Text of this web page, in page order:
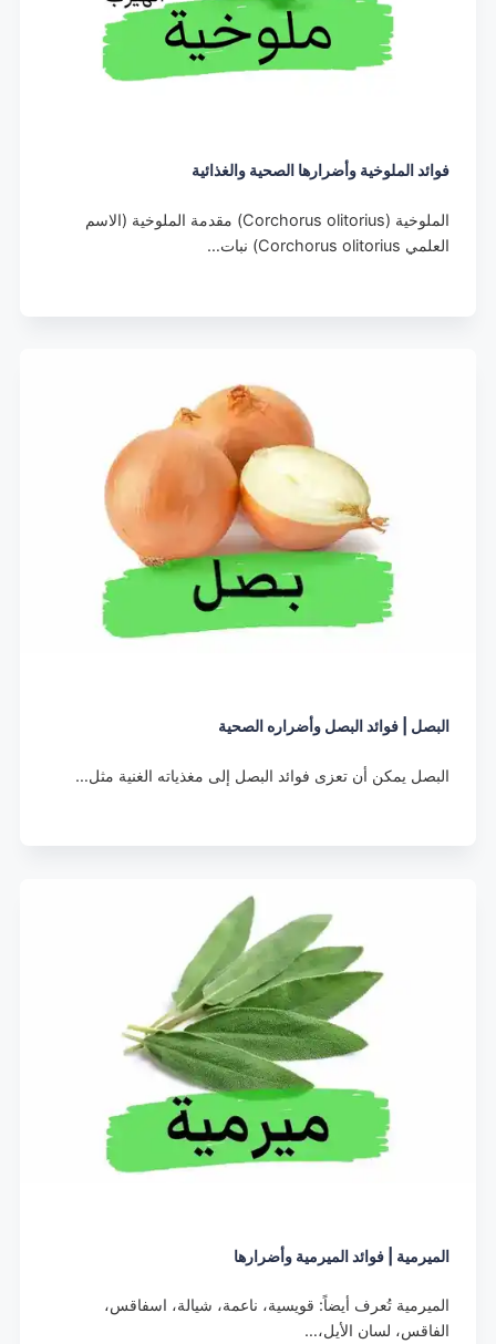
فوائد الملوخية وأضرارها الصحية والغذائية
الملوخية (Corchorus olitorius) مقدمة الملوخية (الاسم
العلمي Corchorus olitorius) نبات…
البصل | فوائد البصل وأضراره الصحية
البصل يمكن أن تعزى فوائد البصل إلى مغذياته الغنية مثل…
الميرمية | فوائد الميرمية وأضرارها
الميرمية تُعرف أيضاً: قويسية، ناعمة، شيالة، اسفاقس،
الفاقس، لسان الأيل،…